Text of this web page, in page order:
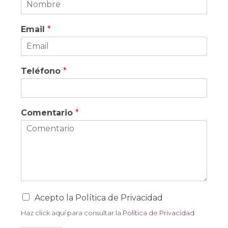
Email *
Teléfono *
Comentario *
C
m
p
Acepto la Política de Privacidad
Haz click aquí para consultar la Política de Privacidad